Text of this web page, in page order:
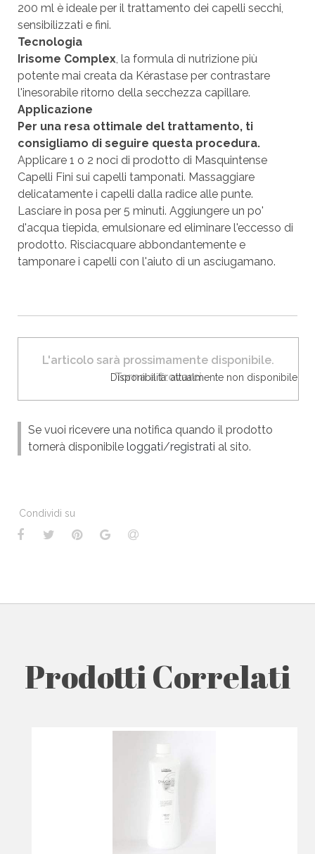
200 ml è ideale per il trattamento dei capelli secchi,
sensibilizzati e fini.
Tecnologia
Irisome Complex , la formula di nutrizione più
potente mai creata da Kérastase per contrastare
l'inesorabile ritorno della secchezza capillare.
Applicazione
Per una resa ottimale del trattamento, ti
consigliamo di seguire questa procedura.
Applicare 1 o 2 noci di prodotto di Masquintense
Capelli Fini sui capelli tamponati. Massaggiare
delicatamente i capelli dalla radice alle punte.
Lasciare in posa per 5 minuti. Aggiungere un po'
d'acqua tiepida, emulsionare ed eliminare l'eccesso di
prodotto. Risciacquare abbondantemente e
tamponare i capelli con l'aiuto di un asciugamano.
L'articolo sarà prossimamente disponibile.
Torna a trovarci
Disponibilità: attualmente non disponibile
Se vuoi ricevere una notifica quando il prodotto
tornerà disponibile loggati/registrati al sito.
Condividi su
Prodotti Correlati